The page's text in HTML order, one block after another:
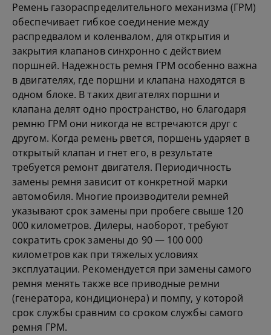
Ремень газораспределительного механизма (ГРМ)
обеспечивает гибкое соединение между
распредвалом и коленвалом, для открытия и
закрытия клапанов синхронно с действием
поршней. Надежность ремня ГРМ особенно важна
в двигателях, где поршни и клапана находятся в
одном блоке. В таких двигателях поршни и
клапана делят одно пространство, но благодаря
ремню ГРМ они никогда не встречаются друг с
другом. Когда ремень рвется, поршень ударяет в
открытый клапан и гнет его, в результате
требуется ремонт двигателя. Периодичность
замены ремня зависит от конкретной марки
автомобиля. Многие производители ремней
указывают срок замены при пробеге свыше 120
000 километров. Дилеры, наоборот, требуют
сократить срок замены до 90 — 100 000
километров как при тяжелых условиях
эксплуатации. Рекомендуется при замены самого
ремня менять также все приводные ремни
(генератора, кондиционера) и помпу, у которой
срок службы сравним со сроком службы самого
ремня ГРМ.